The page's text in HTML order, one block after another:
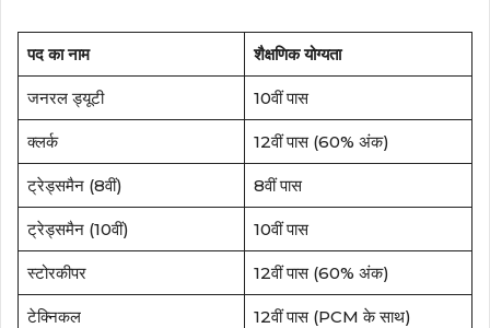
पद का नाम शैक्षणिक योग्यता
जनरल ड्यूटी 10वीं पास
क्लर्क 12वीं पास (60% अंक)
ट्रेड्समैन (8वीं) 8वीं पास
ट्रेड्समैन (10वीं) 10वीं पास
स्टोरकीपर 12वीं पास (60% अंक)
टेक्निकल 12वीं पास (PCM के साथ)